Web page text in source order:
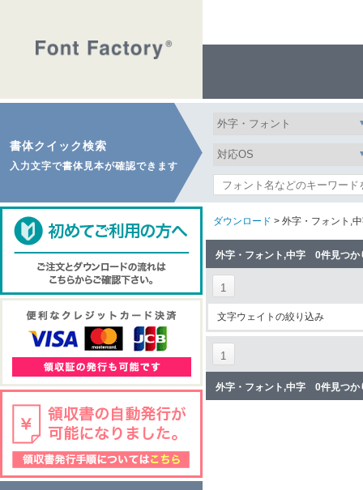
書体クイック検索
入力文字で書体見本が確認できます
ダウンロード > 外字・フォント,
外字・フォント,中字 0件見つか
1
文字ウェイトの絞り込み
1
外字・フォント,中字 0件見つか